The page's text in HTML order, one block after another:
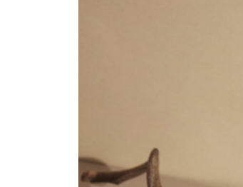
農會商品
大量採購優惠專區